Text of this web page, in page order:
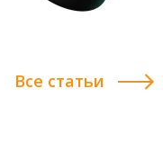
Все статьи